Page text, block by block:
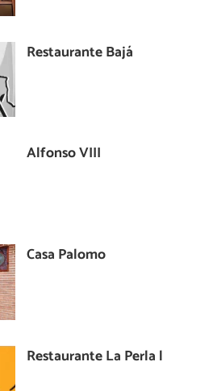
Restaurante Bajá
Alfonso VIII
Casa Palomo
Restaurante La Perla l